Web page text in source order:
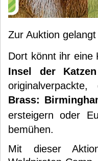
Zur Auktion
Dort könnt ihr eine
Insel der Katzen
Brass:
ersteigern oder
bemühen.
Mit dieser